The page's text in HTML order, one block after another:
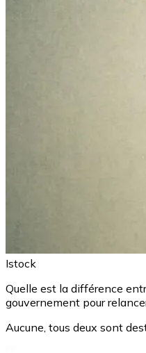
Istock
Quelle est la différence
gouvernement pour
Aucune, tous deux sont